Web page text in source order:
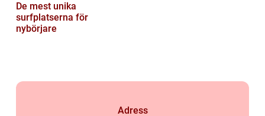
De mest unika
surfplatserna för
nybörjare
Adress